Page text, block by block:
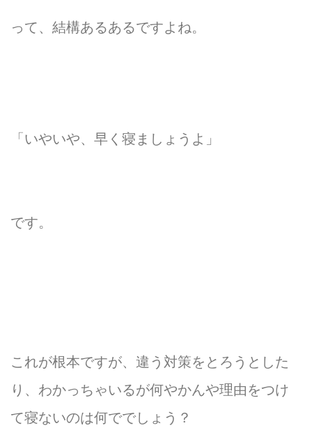
って、結構あるあるですよね。
「いやいや、早く寝ましょうよ」
です。
これが根本ですが、違う対策をとろうとした
り、わかっちゃいるが何やかんや理由をつけ
て寝ないのは何ででしょう？